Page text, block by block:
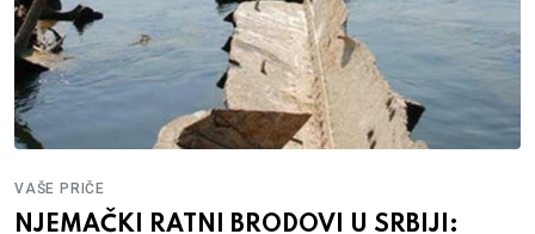
VAŠE PRIČE
NJEMAČKI RATNI BRODOVI U SRBIJI: